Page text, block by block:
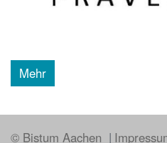
Mehr
© Bistum Aachen